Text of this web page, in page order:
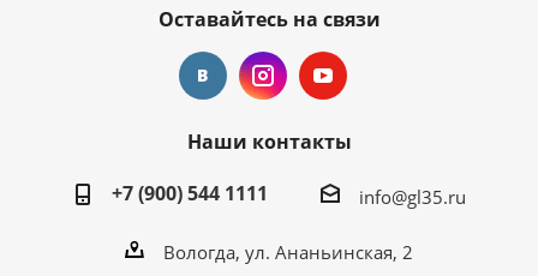
Оставайтесь на связи
Наши контакты
+7 (900) 544 1111
info@gl35.ru
Вологда, ул. Ананьинская, 2